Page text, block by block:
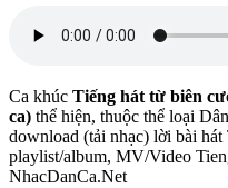
Ca khúc Tiếng hát từ biên
ca) thể hiện, thuộc thể loại
download (tải nhạc) lời bài
playlist/album, MV/Video
NhacDanCa.Net